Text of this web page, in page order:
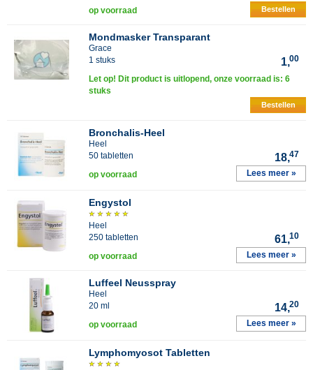
op voorraad Bestellen
Mondmasker Transparant
Grace
1 stuks
1,00
Let op! Dit product is uitlopend, onze voorraad is: 6
stuks
Bestellen
Bronchalis-Heel
Heel
50 tabletten
18,47
op voorraad Lees meer »
Engystol
Heel
250 tabletten
61,10
op voorraad Lees meer »
Luffeel Neusspray
Heel
20 ml
14,20
op voorraad Lees meer »
Lymphomyosot Tabletten